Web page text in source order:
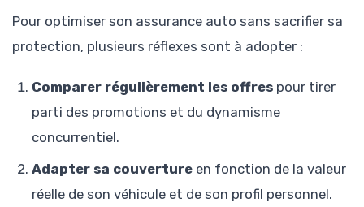
Pour optimiser son assurance auto sans sacrifier sa
protection, plusieurs réflexes sont à adopter :
Comparer régulièrement les offres pour tirer
parti des promotions et du dynamisme
concurrentiel.
Adapter sa couverture en fonction de la valeur
réelle de son véhicule et de son profil personnel.